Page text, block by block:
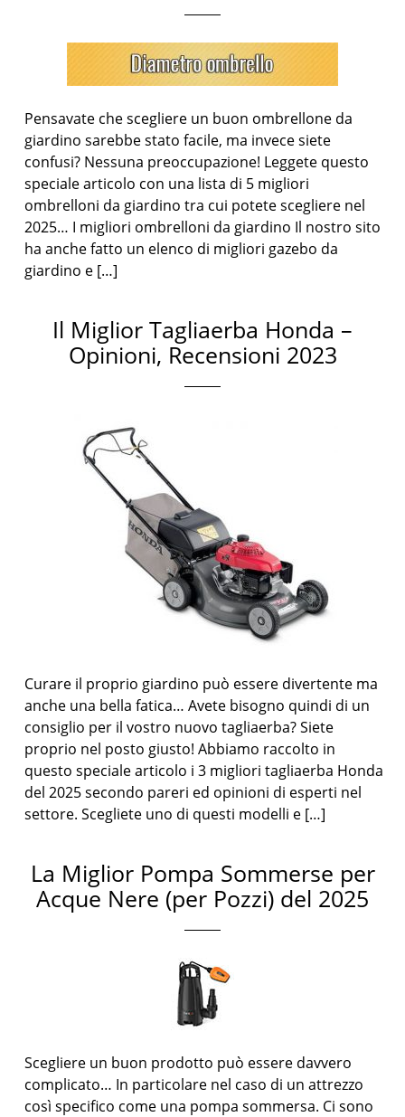
Pensavate che scegliere un buon ombrellone da
giardino sarebbe stato facile, ma invece siete
confusi? Nessuna preoccupazione! Leggete questo
speciale articolo con una lista di 5 migliori
ombrelloni da giardino tra cui potete scegliere nel
2025… I migliori ombrelloni da giardino Il nostro sito
ha anche fatto un elenco di migliori gazebo da
giardino e […]
Il Miglior Tagliaerba Honda –
Opinioni, Recensioni 2023
Curare il proprio giardino può essere divertente ma
anche una bella fatica… Avete bisogno quindi di un
consiglio per il vostro nuovo tagliaerba? Siete
proprio nel posto giusto! Abbiamo raccolto in
questo speciale articolo i 3 migliori tagliaerba Honda
del 2025 secondo pareri ed opinioni di esperti nel
settore. Scegliete uno di questi modelli e […]
La Miglior Pompa Sommerse per
Acque Nere (per Pozzi) del 2025
Scegliere un buon prodotto può essere davvero
complicato… In particolare nel caso di un attrezzo
così specifico come una pompa sommersa. Ci sono